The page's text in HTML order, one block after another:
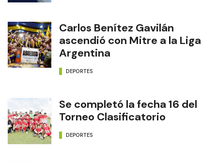
Carlos Benítez Gavilán
ascendió con Mitre a la Liga
Argentina
DEPORTES
Se completó la fecha 16 del
Torneo Clasificatorio
DEPORTES